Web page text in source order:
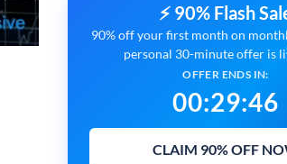
⚡ 90% Flash
90% off your first month on
personal 30-minute offer is
OFFER ENDS IN:
00:29:45
CLAIM 90% OFF